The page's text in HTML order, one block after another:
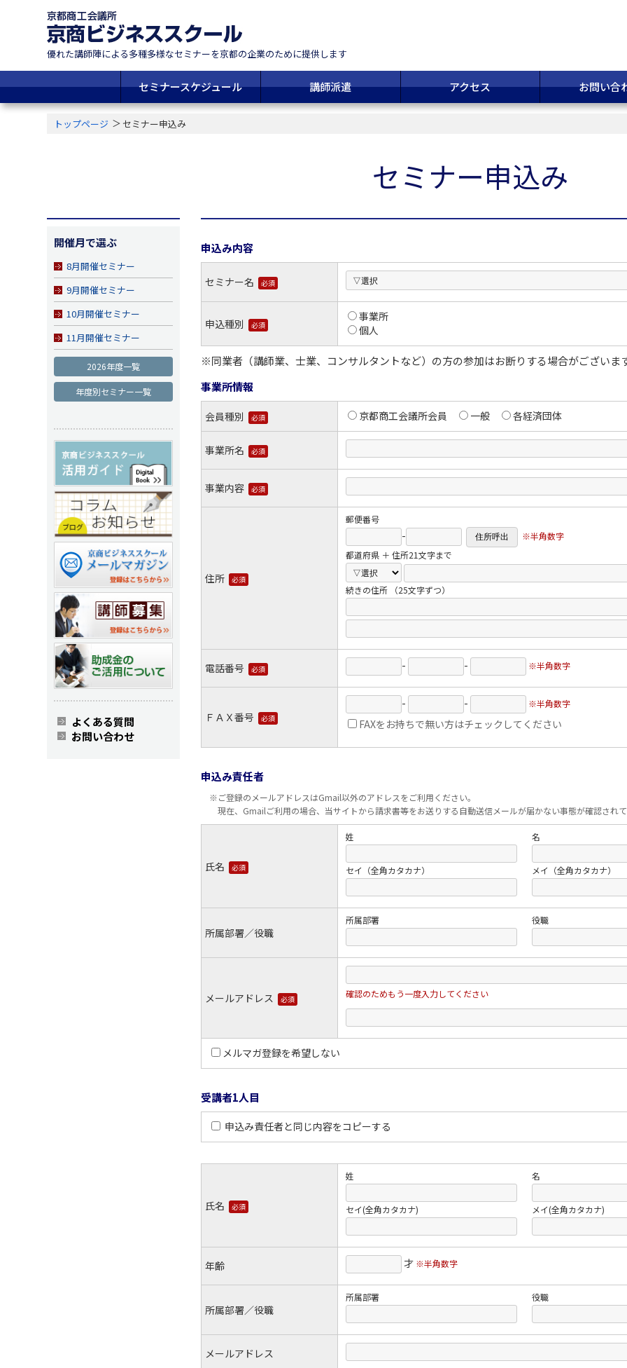
優れた講師陣による多種多様なセミナーを京都の企業のために提供します
セミナースケジュール 講師派遣 アクセス お問い合
トップページ セミナー申込み
セミナー申込み
開催月で選ぶ
8月開催セミナー
9月開催セミナー
10月開催セミナー
11月開催セミナー
2026年度一覧
年度別セミナー一覧
よくある質問
お問い合わせ
申込み内容
セミナー名 必須
申込種別 必須
事業所
個人
※同業者（講師業、士業、コンサルタントなど）の方の参加はお断りする場合がございま
事業所情報
会員種別 必須 京都商工会議所会員 一般 各経済団体
事業所名 必須
事業内容 必須
住所 必須
郵便番号
-
※半角数字
都道府県 ＋ 住所21文字まで
続きの住所 （25文字ずつ）
電話番号 必須 - - ※半角数字
ＦＡＸ番号 必須
- - ※半角数字
FAXをお持ちで無い方はチェックしてください
申込み責任者
※ご登録のメールアドレスはGmail以外のアドレスをご利用ください。
現在、Gmailご利用の場合、当サイトから請求書等をお送りする自動送信メールが届かない事態が確認され
氏名 必須
姓 名
セイ（全角カタカナ） メイ（全角カタカナ）
所属部署／役職
所属部署 役職
メールアドレス 必須 確認のためもう一度入力してください
メルマガ登録を希望しない
受講者1人目
申込み責任者と同じ内容をコピーする
氏名 必須
姓 名
セイ(全角カタカナ) メイ(全角カタカナ)
年齢 才 ※半角数字
所属部署／役職
所属部署 役職
メールアドレス